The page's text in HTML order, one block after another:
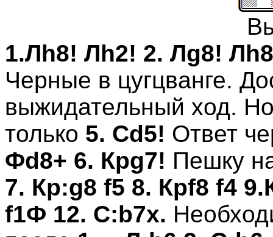
1.Лh8! Лh2! 2. Лg8! Л
Черные в цугцванге.
выжидательный ход.
только 5. Сd5! Ответ
Фd8+ 6. Крg7! Пешку
7. Кр:g8 f5 8. Крf8 f4
f1Ф 12. С:b7х.